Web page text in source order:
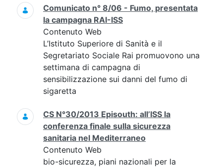
Comunicato n° 8/06 - Fumo, presentata
la campagna RAI-ISS
Contenuto Web
L’Istituto Superiore di Sanità e il
Segretariato Sociale Rai promuovono una
settimana di campagna di
sensibilizzazione sui danni del fumo di
sigaretta
CS N°30/2013 Episouth: all’ISS la
conferenza finale sulla sicurezza
sanitaria nel Mediterraneo
Contenuto Web
bio-sicurezza, piani nazionali per la